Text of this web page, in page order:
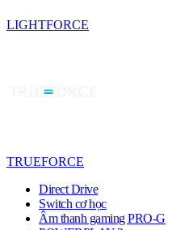
LIGHTFORCE
TRUEFORCE
Direct Drive
Switch cơ học
Âm thanh gaming PRO-G